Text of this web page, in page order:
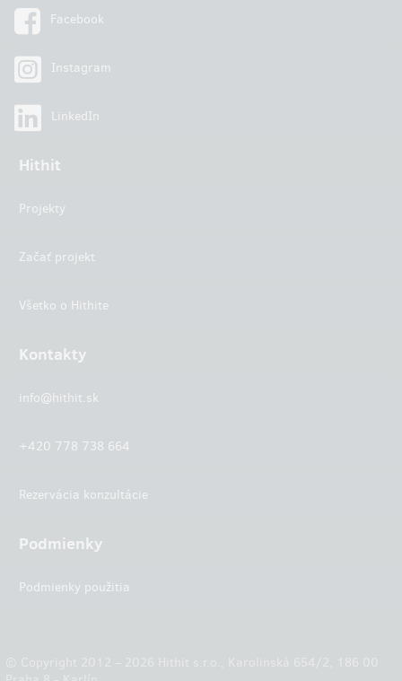
Facebook
Instagram
LinkedIn
Hithit
Projekty
Začať projekt
Všetko o Hithite
Kontakty
info@hithit.sk
+420 778 738 664
Rezervácia konzultácie
Podmienky
Podmienky použitia